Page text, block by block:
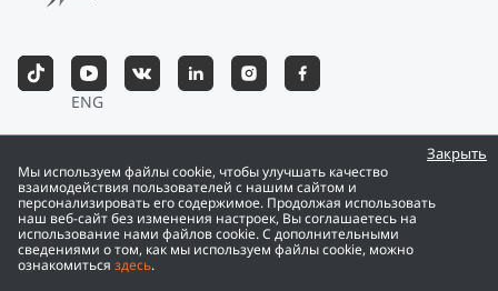
Мы используем файлы cookie, чтобы улучшать качество
взаимодействия пользователей с нашим сайтом и
персонализировать его содержимое. Продолжая использовать
наш веб-сайт без изменения настроек, Вы соглашаетесь на
использование нами файлов cookie. С дополнительными
сведениями о том, как мы используем файлы cookie, можно
ознакомиться здесь.
Закрыть
ENG